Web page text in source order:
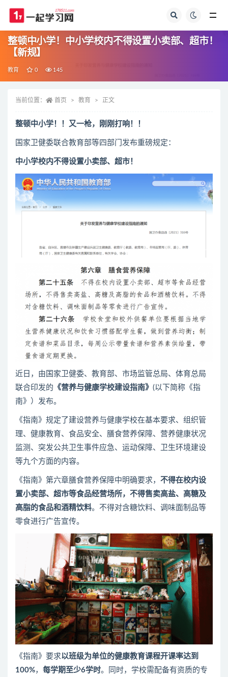
整顿中小学！中小学校内不得设置小卖部、超市！
【新规】
教育 0 145
当前位置： 首页 教育 正文
整顿中小学！！ 又一枪，刚刚打响！！
国家卫健委联合教育部等四部门发布重磅规定：
中小学校内不得设置小卖部、超市！
近日，由国家卫健委、教育部、市场监管总局、体育总局
联合印发的 《营养与健康学校建设指南》 (以下简称《指
南》）发布。
《指南》规定了建设营养与健康学校在基本要求、组织管
理、健康教育、食品安全、膳食营养保障、营养健康状况
监测、突发公共卫生事件应急、运动保障、卫生环境建设
等九个方面的内容。
《指南》第六章膳食营养保障中明确要求， 不得在校内设
置小卖部、超市等食品经营场所，不得售卖高盐、高糖及
高脂的食品和酒精饮料。不得对含糖饮料、调味面制品等
零食进行广告宣传。
《指南》要求以班级为单位的健康教育课程开课率达到
100%， 每学期至少6学时。同时，学校需配备有资质的专